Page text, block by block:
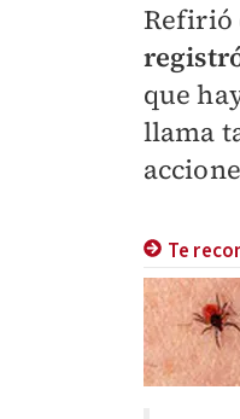
Refirió
que
llama
Te